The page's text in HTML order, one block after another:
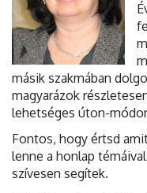
másik szakmában
magyarázok
lehetséges úton-
Fontos, hogy értsd
lenne a honlap
szívesen segítek.